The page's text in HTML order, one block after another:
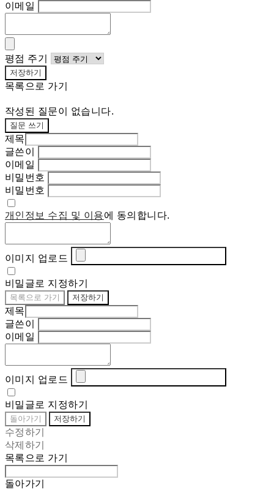
이메일
평점 주기
저장하기
목록으로 가기
작성된 질문이 없습니다.
질문 쓰기
제목
글쓴이
이메일
비밀번호
비밀번호
개인정보 수집 및 이용에 동의합니다.
이미지 업로드
비밀글로 지정하기
목록으로 가기 저장하기
제목
글쓴이
이메일
이미지 업로드
비밀글로 지정하기
돌아가기 저장하기
수정하기
삭제하기
목록으로 가기
돌아가기